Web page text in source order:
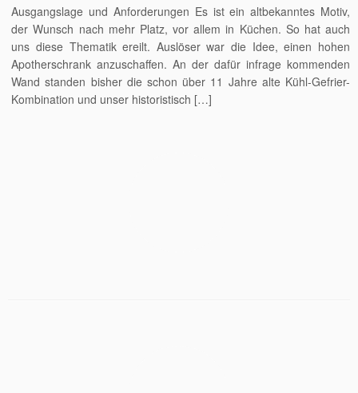
Ausgangslage und Anforderungen Es ist ein altbekanntes Motiv,
der Wunsch nach mehr Platz, vor allem in Küchen. So hat auch
uns diese Thematik ereilt. Auslöser war die Idee, einen hohen
Apotherschrank anzuschaffen. An der dafür infrage kommenden
Wand standen bisher die schon über 11 Jahre alte Kühl-Gefrier-
Kombination und unser historistisch […]